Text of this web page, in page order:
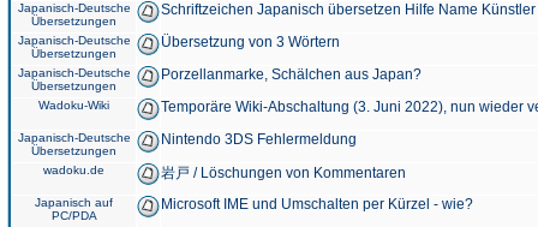
Japanisch-Deutsche
Übersetzungen
Schriftzeichen Japanisch übersetzen Hilfe Name
Japanisch-Deutsche
Übersetzungen
Übersetzung von 3 Wörtern
Japanisch-Deutsche
Übersetzungen
Porzellanmarke, Schälchen aus Japan?
Wadoku-Wiki Temporäre Wiki-Abschaltung (3. Juni 2022), nun wieder
Japanisch-Deutsche
Übersetzungen
Nintendo 3DS Fehlermeldung
wadoku.de 岩戸 / Löschungen von Kommentaren
Japanisch auf
PC/PDA
Microsoft IME und Umschalten per Kürzel - wie?